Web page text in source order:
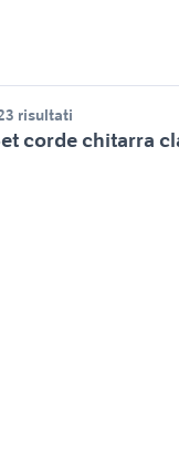
risultati
corde chitarra